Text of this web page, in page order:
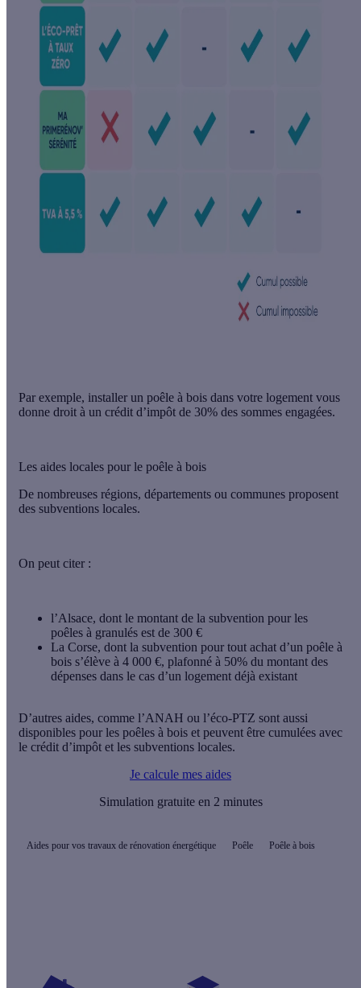
Par exemple, installer un poêle à bois dans votre logement vous
donne droit à un crédit d’impôt de 30% des sommes engagées.
Les aides locales pour le poêle à bois
De nombreuses régions, départements ou communes proposent
des subventions locales.
On peut citer :
l’Alsace, dont le montant de la subvention pour les
poêles à granulés est de 300 €
La Corse, dont la subvention pour tout achat d’un poêle à
bois s’élève à 4 000 €, plafonné à 50% du montant des
dépenses dans le cas d’un logement déjà existant
D’autres aides, comme l’ANAH ou l’éco-PTZ sont aussi
disponibles pour les poêles à bois et peuvent être cumulées avec
le crédit d’impôt et les subventions locales.
Je calcule mes aides
Simulation gratuite en 2 minutes
Aides pour vos travaux de rénovation énergétique Poêle Poêle à bois